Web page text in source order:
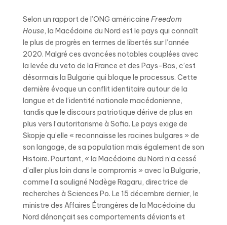
Selon un rapport de l’ONG américaine Freedom
House, la Macédoine du Nord est le pays qui connaît
le plus de progrès en termes de libertés sur l’année
2020. Malgré ces avancées notables couplées avec
la levée du veto de la France et des Pays-Bas, c’est
désormais la Bulgarie qui bloque le processus. Cette
dernière évoque un conflit identitaire autour de la
langue et de l’identité nationale macédonienne,
tandis que le discours patriotique dérive de plus en
plus vers l’autoritarisme à Sofia. Le pays exige de
Skopje qu’elle « reconnaisse les racines bulgares » de
son langage, de sa population mais également de son
Histoire. Pourtant, « la Macédoine du Nord n’a cessé
d’aller plus loin dans le compromis » avec la Bulgarie,
comme l’a souligné Nadège Ragaru, directrice de
recherches à Sciences Po. Le 15 décembre dernier, le
ministre des Affaires Étrangères de la Macédoine du
Nord dénonçait ses comportements déviants et